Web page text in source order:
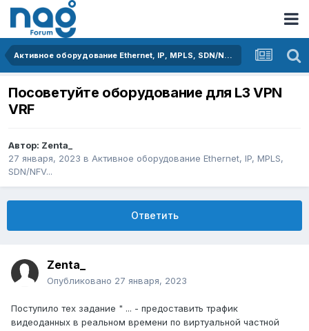
Активное оборудование Ethernet, IP, MPLS, SDN/NFV...
Посоветуйте оборудование для L3 VPN
VRF
Автор: Zenta_
27 января, 2023 в Активное оборудование Ethernet, IP, MPLS,
SDN/NFV...
Ответить
Zenta_
Опубликовано 27 января, 2023
Поступило тех задание " ... - предоставить трафик
видеоданных в реальном времени по виртуальной частной